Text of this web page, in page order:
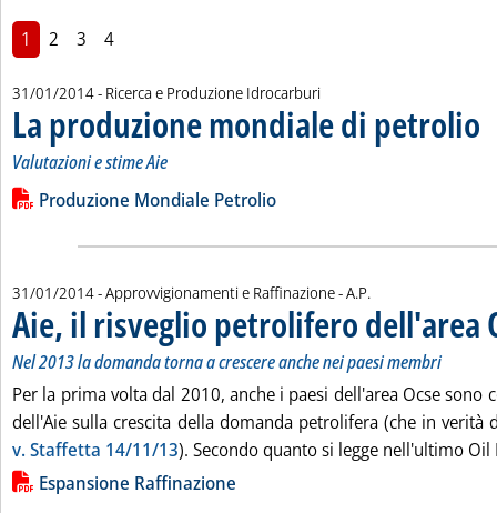
1 2 3 4
31/01/2014- Ricerca e Produzione Idrocarburi
La produzione mondiale di petrolio
Valutazioni e stime Aie
Leggi tutta la notizia: 'La produzione mondiale di petrolio'
Lista allegati PDF alla notizia
Produzione Mondiale Petrolio
31/01/2014- Approvvigionamenti e Raffinazione -di:
A.P.
Aie, il risveglio petrolifero dell'area
Nel 2013 la domanda torna a crescere anche nei paesi membri
Per la prima volta dal 2010, anche i paesi dell'area Ocse
dell'Aie sulla crescita della domanda petrolifera (che in verità
v. Staffetta 14/11/13). Secondo quanto si legge nell'ultimo Oil
Lista allegati PDF alla notizia
Espansione Raffinazione